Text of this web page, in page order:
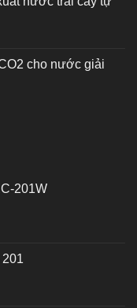
cho nước giải
201W